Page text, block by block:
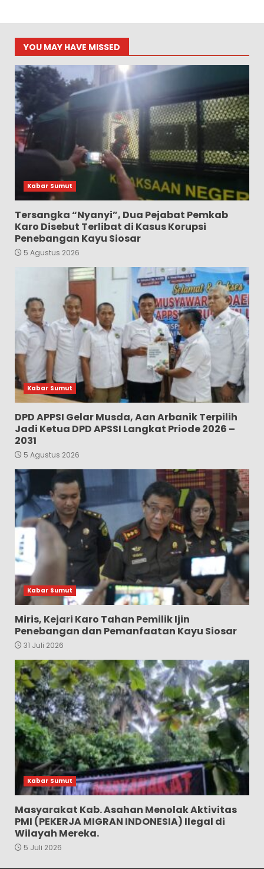
YOU MAY HAVE MISSED
Kabar Sumut
Tersangka “Nyanyi”, Dua Pejabat Pemkab
Karo Disebut Terlibat di Kasus Korupsi
Penebangan Kayu Siosar
5 Agustus 2026
Kabar Sumut
DPD APPSI Gelar Musda, Aan Arbanik Terpilih
Jadi Ketua DPD APSSI Langkat Priode 2026 –
2031
5 Agustus 2026
Kabar Sumut
Miris, Kejari Karo Tahan Pemilik Ijin
Penebangan dan Pemanfaatan Kayu Siosar
31 Juli 2026
Kabar Sumut
Masyarakat Kab. Asahan Menolak Aktivitas
PMI (PEKERJA MIGRAN INDONESIA) Ilegal di
Wilayah Mereka.
5 Juli 2026